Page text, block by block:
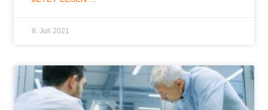
8. Juli 2021